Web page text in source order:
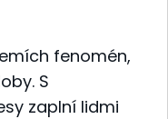
fenomén,
S
zaplní lidmi